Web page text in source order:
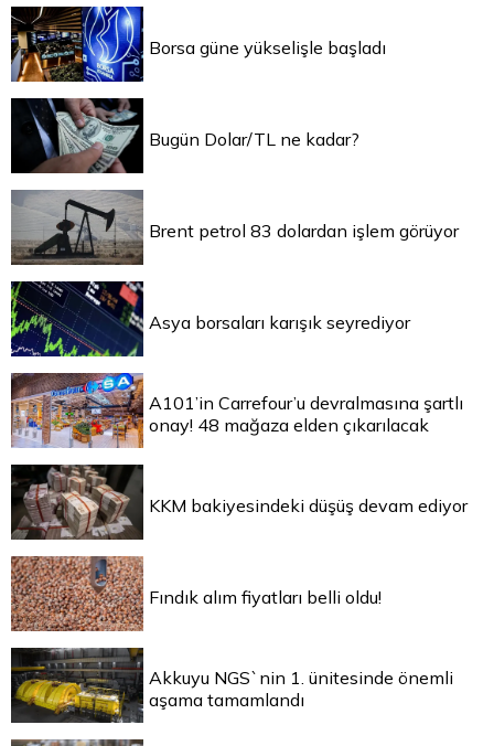
Borsa güne yükselişle başladı
Bugün Dolar/TL ne kadar?
Brent petrol 83 dolardan işlem görüyor
Asya borsaları karışık seyrediyor
A101’in Carrefour’u devralmasına şartlı
onay! 48 mağaza elden çıkarılacak
KKM bakiyesindeki düşüş devam ediyor
Fındık alım fiyatları belli oldu!
Akkuyu NGS`nin 1. ünitesinde önemli
aşama tamamlandı